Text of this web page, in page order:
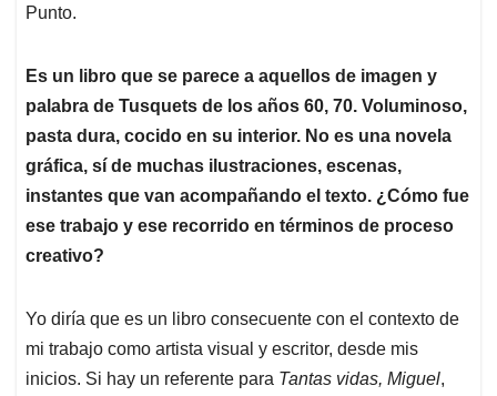
Punto.
Es un libro que se parece a aquellos de imagen y
palabra de Tusquets de los años 60, 70. Voluminoso,
pasta dura, cocido en su interior. No es una novela
gráfica, sí de muchas ilustraciones, escenas,
instantes que van acompañando el texto. ¿Cómo fue
ese trabajo y ese recorrido en términos de proceso
creativo?
Yo diría que es un libro consecuente con el contexto de
mi trabajo como artista visual y escritor, desde mis
inicios. Si hay un referente para Tantas vidas, Miguel,